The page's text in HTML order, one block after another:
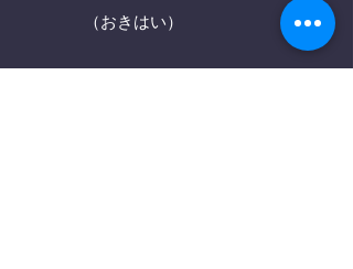
（おきはい）